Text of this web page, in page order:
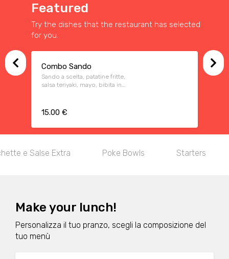
Featured
Try the dishes that the restaurant has selected
for you.
Combo Sando
Sando a scelta, patatine fritte,
salsa teriyaki, mayo, bibita in
15.00 €
e Salse Extra Poke Bowls Starters
Make your lunch!
Personalizza il tuo pranzo, scegli la composizione del
tuo menù